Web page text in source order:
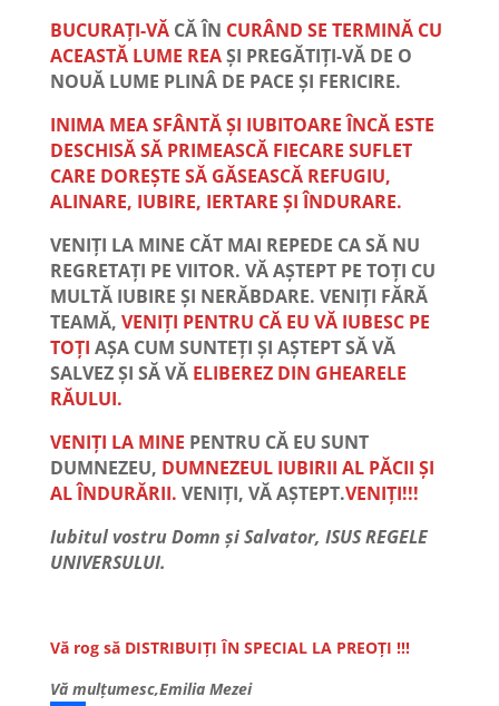
BUCURAȚI-VĂCĂ ÎN CURÂND SE TERMINĂ CU
ACEASTĂ LUME REAȘI PREGĂTIȚI-VĂ DE O
NOUĂ LUME PLINÂ DE PACE ȘI FERICIRE.
INIMA MEA SFÂNTĂ ȘI IUBITOARE ÎNCĂ ESTE
DESCHISĂ SĂ PRIMEASCĂ FIECARE SUFLET
CARE DOREȘTE SĂ GĂSEASCĂ REFUGIU,
ALINARE, IUBIRE, IERTARE ȘI ÎNDURARE.
VENIȚI LA MINE CĂT MAI REPEDE CA SĂ NU
REGRETAȚI PE VIITOR. VĂ AȘTEPT PE TOȚI CU
MULTĂ IUBIRE ȘI NERĂBDARE. VENIȚI FĂRĂ
TEAMĂ, VENIȚI PENTRU CĂ EU VĂ IUBESC PE
TOȚI AȘA CUM SUNTEȚI ȘI AȘTEPT SĂ VĂ
SALVEZ ȘI SĂ VĂ ELIBEREZ DIN GHEARELE
RĂULUI.
VENIȚI LA MINE PENTRU CĂ EU SUNT
DUMNEZEU, DUMNEZEUL IUBIRII AL PĂCII ȘI
AL ÎNDURĂRII. VENIȚI, VĂ AȘTEPT.VENIȚI!!!
Iubitul vostru Domn și Salvator, ISUS REGELE
UNIVERSULUI.
Vă rog să DISTRIBUIȚI ÎN SPECIAL LA PREOȚI !!!
Vă mulțumesc,Emilia Mezei